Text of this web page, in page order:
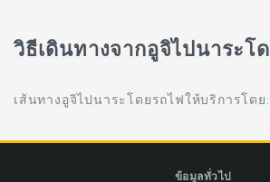
วิธีเดินทางจากอูจิไปนาระโ
เส้นทางอูจิไปนาระโดยรถไฟให้บริการโดย:
ข้อมูลทั่วไป